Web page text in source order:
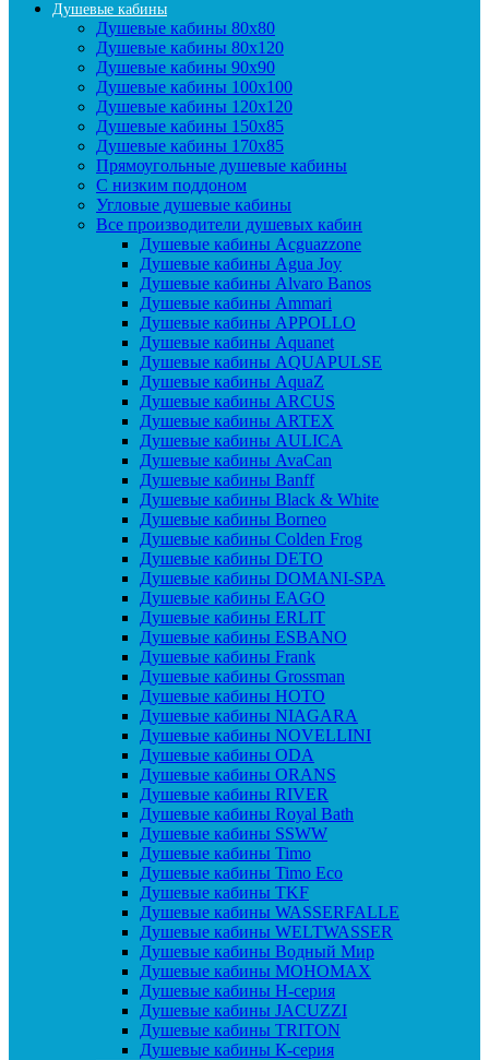
Душевые кабины
Душевые кабины 80x80
Душевые кабины 80x120
Душевые кабины 90х90
Душевые кабины 100x100
Душевые кабины 120x120
Душевые кабины 150x85
Душевые кабины 170x85
Прямоугольные душевые кабины
С низким поддоном
Угловые душевые кабины
Все производители душевых кабин
Душевые кабины Acguazzone
Душевые кабины Agua Joy
Душевые кабины Alvaro Banos
Душевые кабины Ammari
Душевые кабины APPOLLO
Душевые кабины Aquanet
Душевые кабины AQUAPULSE
Душевые кабины AquaZ
Душевые кабины ARCUS
Душевые кабины ARTEX
Душевые кабины AULICA
Душевые кабины AvaCan
Душевые кабины Banff
Душевые кабины Black & White
Душевые кабины Borneo
Душевые кабины Colden Frog
Душевые кабины DETO
Душевые кабины DOMANI-SPA
Душевые кабины EAGO
Душевые кабины ERLIT
Душевые кабины ESBANO
Душевые кабины Frank
Душевые кабины Grossman
Душевые кабины HOTO
Душевые кабины NIAGARA
Душевые кабины NOVELLINI
Душевые кабины ODA
Душевые кабины ORANS
Душевые кабины RIVER
Душевые кабины Royal Bath
Душевые кабины SSWW
Душевые кабины Timo
Душевые кабины Timo Eco
Душевые кабины TKF
Душевые кабины WASSERFALLE
Душевые кабины WELTWASSER
Душевые кабины Водный Мир
Душевые кабины МОНОМАХ
Душевые кабины H-серия
Душевые кабины JACUZZI
Душевые кабины TRITON
Душевые кабины К-серия